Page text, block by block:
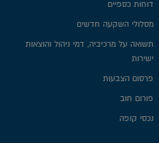
דוחות כספיים
מסלולי השקעה חדשים
תשואה על מרכיביה, דמי ניהול והוצאות
ישירות
פרסום הצבעות
פורום חוב
נכסי קופה